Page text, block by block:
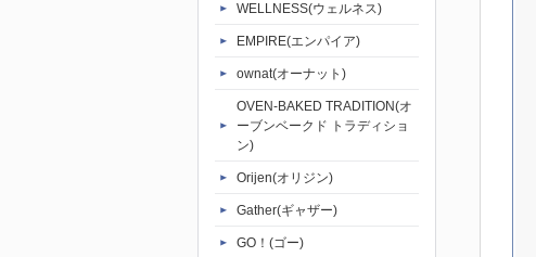
WELLNESS(ウェルネス)
EMPIRE(エンパイア)
ownat(オーナット)
OVEN-BAKED TRADITION(オ
ーブンベークド トラディショ
ン)
Orijen(オリジン)
Gather(ギャザー)
GO！(ゴー)